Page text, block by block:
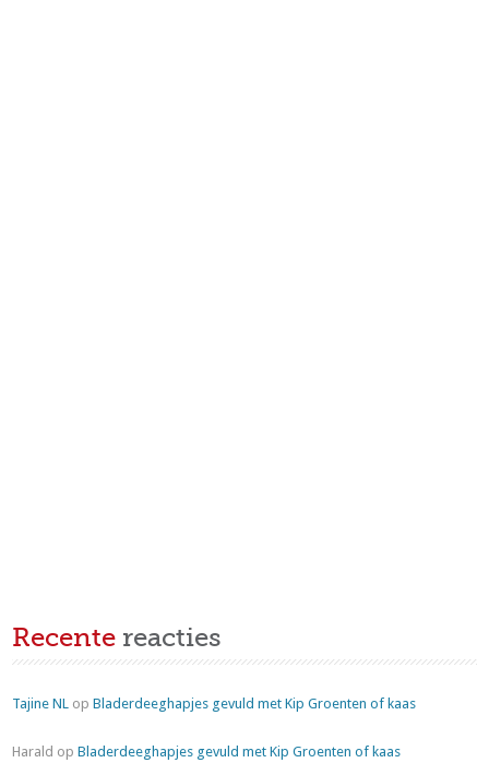
Recente reacties
Tajine NL opBladerdeeghapjes gevuld met Kip Groenten of kaas
Harald opBladerdeeghapjes gevuld met Kip Groenten of kaas